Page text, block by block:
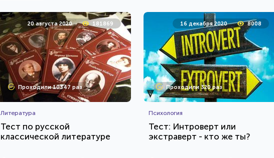
20 августа 2020 181869
Проходили 10347 раз
Литература
Тест по русской
классической литературе
16 декабря 2020 8008
Проходили 320 раз
Психология
Тест: Интроверт или
экстраверт - кто же ты?